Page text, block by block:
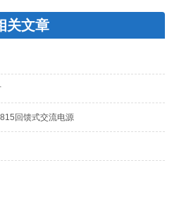
关文章
回馈式交流电源